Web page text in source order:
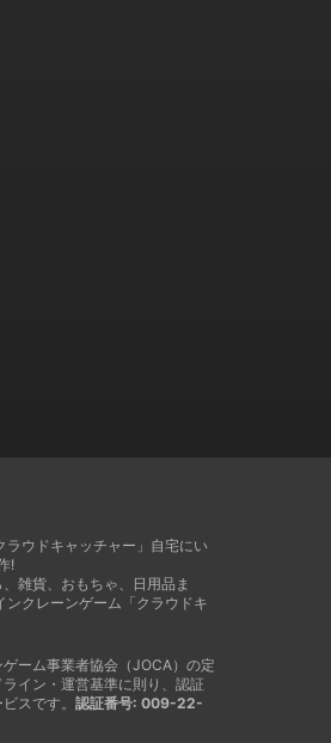
ウドキャッチャー」自宅にい
!
雑貨、おもちゃ、日用品ま
クレーンゲーム「クラウドキ
ーム事業者協会（JOCA）の定
イン・運営基準に則り、認証
スです。 認証番号: 009-22-